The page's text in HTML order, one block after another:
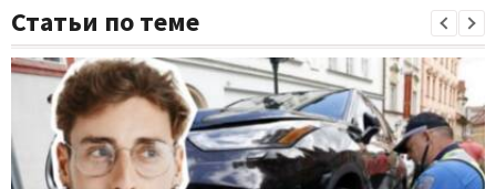
Статьи по теме